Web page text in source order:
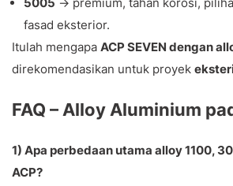
fasad eksterior.
Itulah mengapa ACP SEVEN dengan
direkomendasikan untuk proyek
FAQ – Alloy Aluminium
1) Apa perbedaan utama alloy 1100,
ACP?